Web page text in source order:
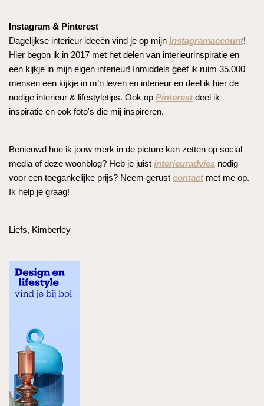
Instagram & Pinterest
Dagelijkse interieur ideeën vind je op mijn Instagramaccount!
Hier begon ik in 2017 met het delen van interieurinspiratie en
een kijkje in mijn eigen interieur! Inmiddels geef ik ruim 35.000
mensen een kijkje in m’n leven en interieur en deel ik hier de
nodige interieur & lifestyletips. Ook op Pinterestdeel ik
inspiratie en ook foto's die mij inspireren.
Benieuwd hoe ik jouw merk in de picture kan zetten op social
media of deze woonblog? Heb je juist interieuradvies nodig
voor een toegankelijke prijs? Neem gerust contactmet me op.
Ik help je graag!
Liefs, Kimberley